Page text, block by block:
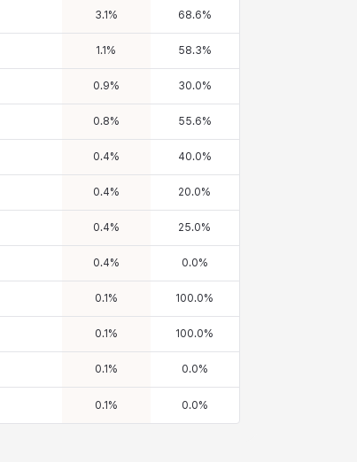
3.1 % 68.6%
1.1 % 58.3%
0.9% 30.0%
0.8% 55.6%
0.4% 40.0%
0.4% 20.0%
0.4% 25.0%
0.4% 0.0%
0.1 % 100.0%
0.1 % 100.0%
0.1 % 0.0%
0.1 % 0.0%